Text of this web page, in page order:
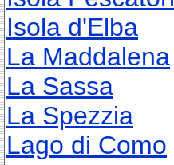
Isola d'Elba
La Maddalena
La Sassa
La Spezzia
Lago di Como